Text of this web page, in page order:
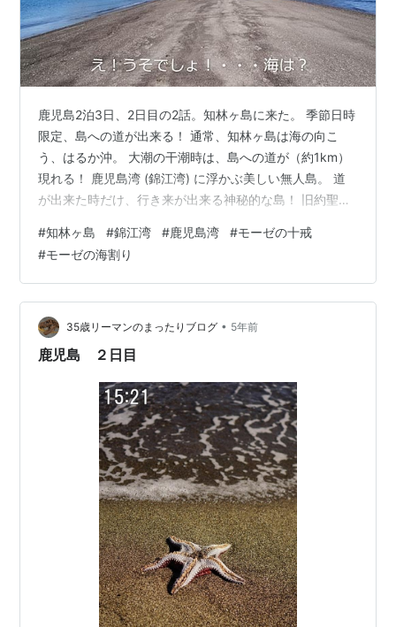
鹿児島2泊3日、2日目の2話。知林ヶ島に来た。 季節日時
限定、島への道が出来る！ 通常、知林ヶ島は海の向こ
う、はるか沖。 大潮の干潮時は、島への道が（約1km）
現れる！ 鹿児島湾 (錦江湾) に浮かぶ美しい無人島。 道
が出来た時だけ、行き来が出来る神秘的な島！ 旧約聖書
人を連れたモーゼが、 エジプトを脱出する際、敵に紅海
まで追われた。 モーゼが杖を振り上げると、 海が割れ
て、道が出現し逃げる事が出来た。 敵が渡り始めたら、
海になってしまい流された話。 私が、25歳の時、旧約聖
書の十戒に興味を持って、 嫁様が当直の夜、エッチなビ
デオを借りず・…
#知林ヶ島 #錦江湾 #鹿児島湾 #モーゼの十戒
#モーゼの海割り
35歳リーマンのまったりブログ • 5年前
鹿児島 ２日目